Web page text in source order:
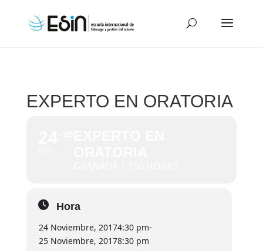
EXPERTO EN ORATORIA
Hora
24 Noviembre, 20174:30 pm-
25 Noviembre, 20178:30 pm